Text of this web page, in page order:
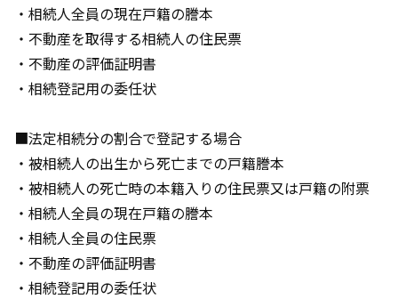
・相続人全員の現在戸籍の謄本
・不動産を取得する相続人の住民票
・不動産の評価証明書
・相続登記用の委任状
■法定相続分の割合で登記する場合
・被相続人の出生から死亡までの戸籍謄本
・被相続人の死亡時の本籍入りの住民票又は戸籍の附票
・相続人全員の現在戸籍の謄本
・相続人全員の住民票
・不動産の評価証明書
・相続登記用の委任状